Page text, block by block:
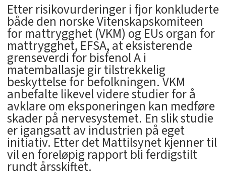
Etter risikovurderinger i fjor konkluderte
både den norske Vitenskapskomiteen
for mattrygghet (VKM) og EUs organ for
mattrygghet, EFSA, at eksisterende
grenseverdi for bisfenol A i
matemballasje gir tilstrekkelig
beskyttelse for befolkningen. VKM
anbefalte likevel videre studier for å
avklare om eksponeringen kan medføre
skader på nervesystemet. En slik studie
er igangsatt av industrien på eget
initiativ. Etter det Mattilsynet kjenner til
vil en foreløpig rapport bli ferdigstilt
rundt årsskiftet.